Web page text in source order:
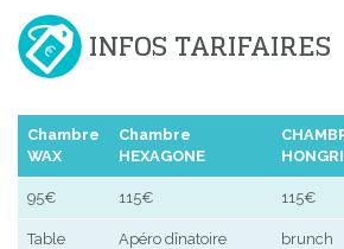
INFOS TARIFAIRES
Chambre
WAX
Chambre
HEXAGONE
95€ 115€ 115€
Table
Apéro dînatoire
brunch